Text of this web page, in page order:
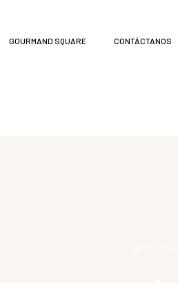
GOURMAND SQUARE CONTÁCTANOS